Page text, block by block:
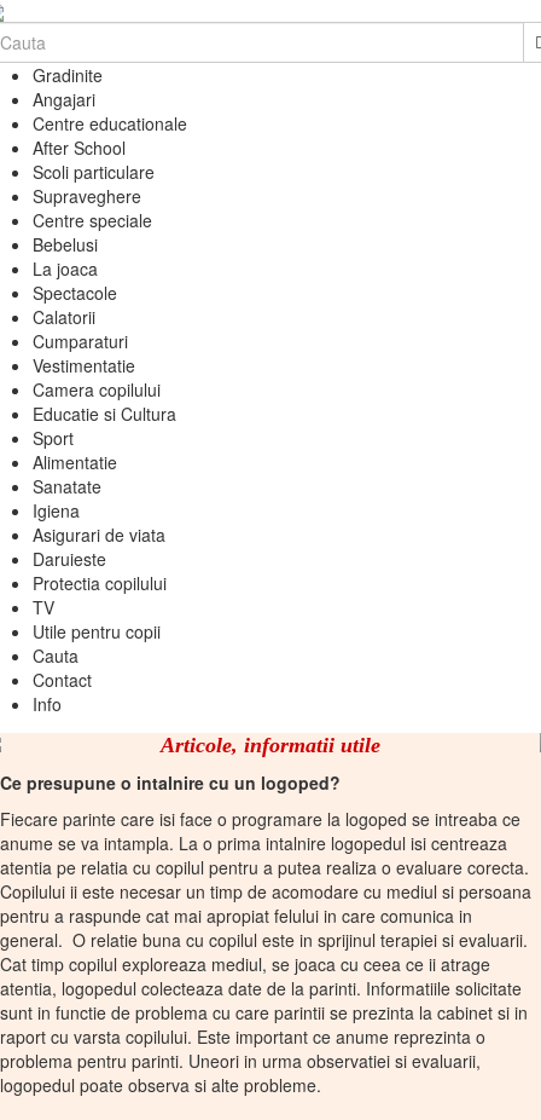
Gradinite
Angajari
Centre educationale
After School
Scoli particulare
Supraveghere
Centre speciale
Bebelusi
La joaca
Spectacole
Calatorii
Cumparaturi
Vestimentatie
Camera copilului
Educatie si Cultura
Sport
Alimentatie
Sanatate
Igiena
Asigurari de viata
Daruieste
Protectia copilului
TV
Utile pentru copii
Cauta
Contact
Info
Articole, informatii utile
Ce presupune o intalnire cu un logoped?
Fiecare parinte care isi face o programare la logoped se intreaba ce
anume se va intampla. La o prima intalnire logopedul isi centreaza
atentia pe relatia cu copilul pentru a putea realiza o evaluare corecta.
Copilului ii este necesar un timp de acomodare cu mediul si persoana
pentru a raspunde cat mai apropiat felului in care comunica in
general. O relatie buna cu copilul este in sprijinul terapiei si evaluarii.
Cat timp copilul exploreaza mediul, se joaca cu ceea ce ii atrage
atentia, logopedul colecteaza date de la parinti. Informatiile solicitate
sunt in functie de problema cu care parintii se prezinta la cabinet si in
raport cu varsta copilului. Este important ce anume reprezinta o
problema pentru parinti. Uneori in urma observatiei si evaluarii,
logopedul poate observa si alte probleme.